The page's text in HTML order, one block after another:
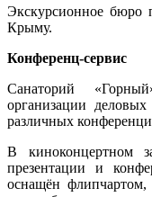
Экскурсионное бюро
Крыму.
Конференц-сервис
Санаторий
организации
различных
В киноконцертном
презентации и
оснащён